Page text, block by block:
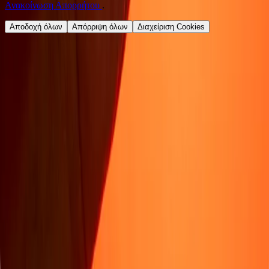
Ανακοίνωση Απορρήτου .
Αποδοχή όλων Απόρριψη όλων Διαχείριση Cookies